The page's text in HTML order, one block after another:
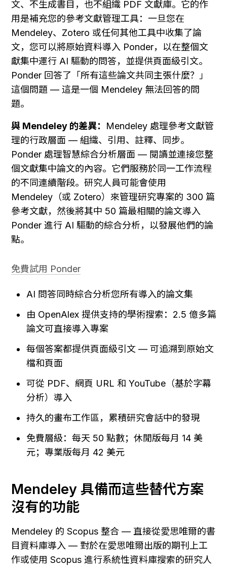
文、不生成書目，也不組織 PDF 文獻庫。它的作
用是補充您的參考文獻管理工具：一旦您在
Mendeley、Zotero 或任何其他工具中收集了論
文，您可以將原始資料導入 Ponder，以在整個文
獻集中運行 AI 驅動的問答，並提供頁面級引文。
Ponder 回答了「所有這些論文共同主張什麼？」
這個問題 — 這是一個 Mendeley 無法回答的問
題。
與 Mendeley 的差異： Mendeley 處理參考文獻管
理的行政層面 — 組織、引用、註釋、同步。
Ponder 處理智慧綜合分析層面 — 閱讀並連接您整
個文獻集中論文的內容。它們服務於同一工作流程
的不同連續階段。研究人員可能會使用
Mendeley（或 Zotero）來管理研究專案的 300 篇
參考文獻，然後將其中 50 篇最相關的論文導入
Ponder 進行 AI 驅動的綜合分析，以發展他們的論
點。
免費試用 Ponder
AI 問答同時綜合分析您所有導入的論文集
由 OpenAlex 提供支持的學術搜索：2.5 億多篇
論文可直接導入專案
每個答案都提供頁面級引文 — 可追溯到原始文
檔和頁面
可從 PDF、網頁 URL 和 YouTube（基於字幕
分析）導入
持久的畫布工作區，累積研究會話中的發現
免費層級：每天 50 點數；休閒版每月 14 美
元；專業版每月 42 美元
Mendeley 具備而這些替代方案
沒有的功能
Mendeley 的 Scopus 整合 — 直接從愛思唯爾的書
目資料庫導入 — 對於在愛思唯爾出版的期刊上工
作或使用 Scopus 進行系統性資料庫搜索的研究人